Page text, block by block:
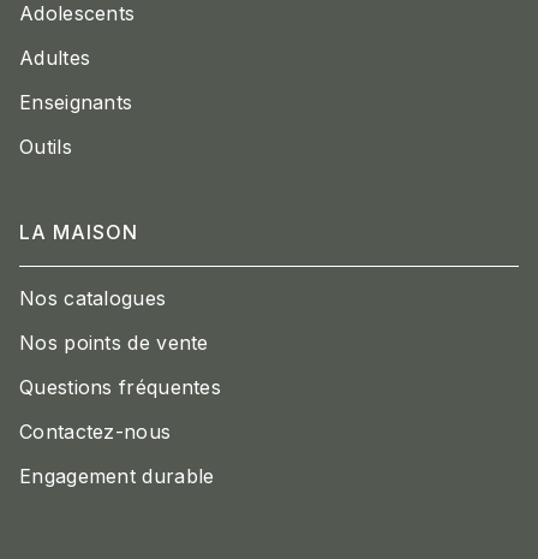
Adolescents
Adultes
Enseignants
Outils
LA MAISON
Nos catalogues
Nos points de vente
Questions fréquentes
Contactez-nous
Engagement durable